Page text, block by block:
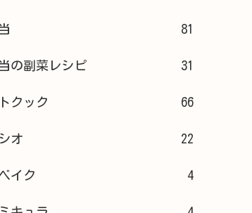
81
の副菜レシピ 31
クック 66
オ 22
イク 4